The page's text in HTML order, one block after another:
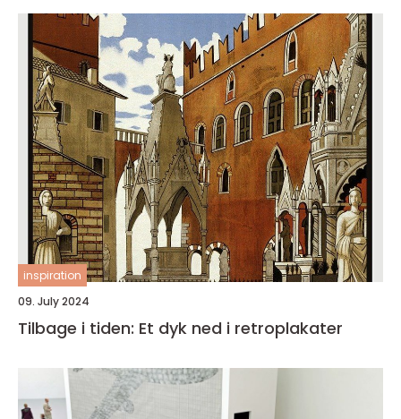
inspiration
09. July 2024
Tilbage i tiden: Et dyk ned i retroplakater